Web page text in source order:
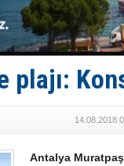
D-Marin,
Van’da
TAYK -
14.08.2018
Antalya